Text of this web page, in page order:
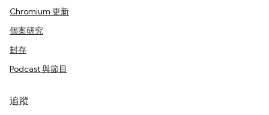
Chromium 更新
個案研究
封存
Podcast 與節目
追蹤